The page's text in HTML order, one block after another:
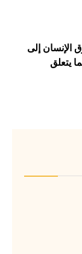
الإنسان إلى
يتعلق